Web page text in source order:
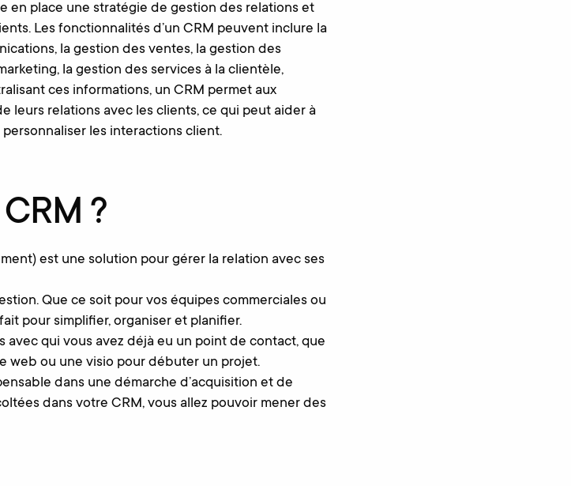
en place une stratégie de gestion des relations et
Les fonctionnalités d’un CRM peuvent inclure la
la gestion des ventes, la gestion des
la gestion des services à la clientèle,
ces informations, un CRM permet aux
leurs relations avec les clients, ce qui peut aider à
les interactions client.
?
est une solution pour gérer la relation avec ses
Que ce soit pour vos équipes commerciales ou
pour simplifier, organiser et planifier.
avec qui vous avez déjà eu un point de contact, que
web ou une visio pour débuter un projet.
dans une démarche d’acquisition et de
dans votre CRM, vous allez pouvoir mener des